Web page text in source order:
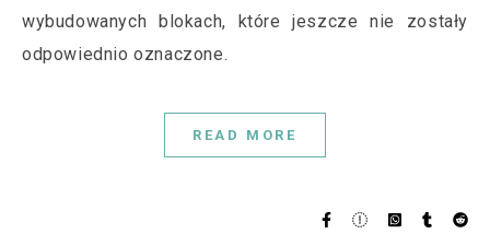
wybudowanych blokach, które jeszcze nie zostały
odpowiednio oznaczone.
READ MORE